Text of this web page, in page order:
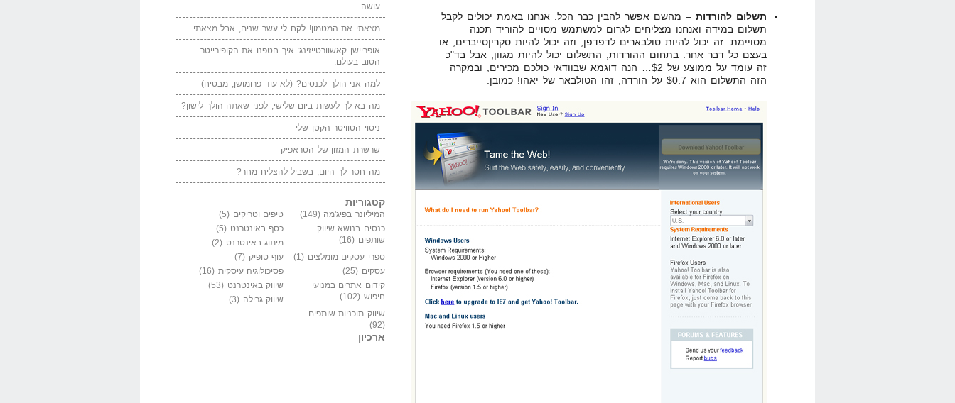
תשלום להורדות– מהשם אפשר להבין כבר הכל. אנחנו באמת יכולים לקבל
תשלום במידה ואנחנו מצליחים לגרום למשתמש מסויים להוריד תכנה
מסויימת. זה יכול להיות טולבארים לדפדפן, וזה יכול להיות סקריןסייברים, או
בעצם כל דבר אחר. בתחום ההורדות, התשלום יכול להיות מגוון, אבל בד"כ
זה עומד על ממוצע של $2… הנה דוגמא שבוודאי כולכם מכירים, ובמקרה
הזה התשלום הוא $0.7 על הורדה, זהו הטולבאר של יאהו! כמובן:
עושה…
מצאתי את המטמון! לקח לי עשר שנים, אבל מצאתי…
אופריישן קאשוורטייזינג: איך חטפנו את הקופירייטר
הטוב בעולם.
למה אני הולך לכנסים? (לא עוד פרומושן, מבטיח)
מה בא לך לעשות ביום שלישי, לפני שאתה הולך לישון?
ניסוי הטוויטר הקטן שלי
שרשרת המזון של הטראפיק
מה חסר לך היום, בשביל להצליח מחר?
קטגוריות
המיליונר בפיג'מה (149) טיפים וטריקים (5)
כנסים בנושא שיווק
שותפים (16)
כסף באינטרנט (5)
מיתוג באינטרנט (2)
ספרי עסקים מומלצים (1) עוף טופיק (7)
עסקים (25) פסיכולוגיה עיסקית (16)
קידום אתרים במנועי
חיפוש (102)
שיווק באינטרנט (53)
שיווק גרילה (3)
שיווק תוכניות שותפים
(92)
ארכיון